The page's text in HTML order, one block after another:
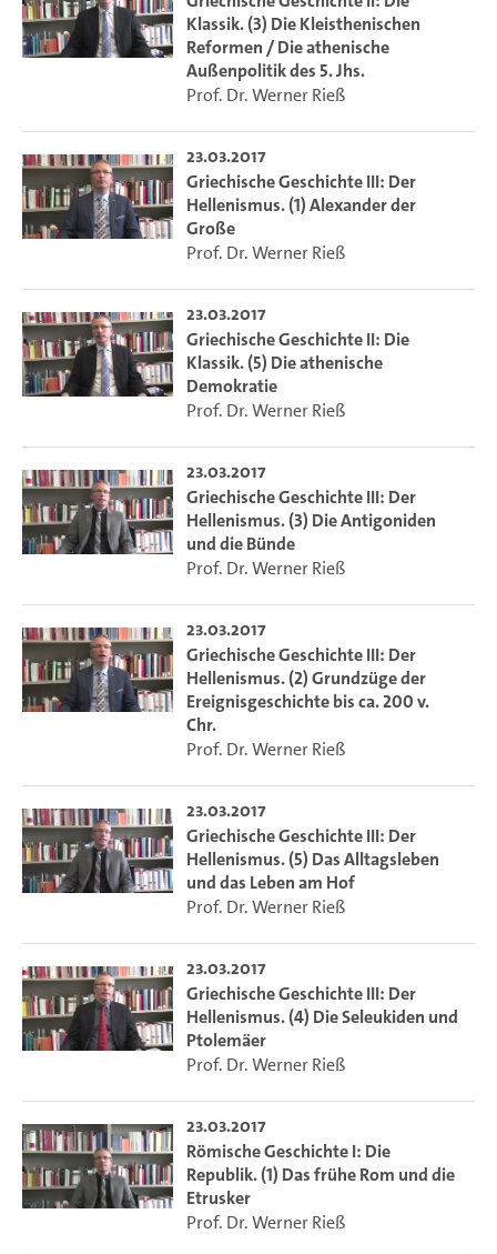
Klassik. (3) Die Kleisthenischen
Reformen / Die athenische
Außenpolitik des 5. Jhs.
Prof. Dr. Werner Rieß
23.03.2017
Griechische Geschichte III: Der
Hellenismus. (1) Alexander der
Große
Prof. Dr. Werner Rieß
23.03.2017
Griechische Geschichte II: Die
Klassik. (5) Die athenische
Demokratie
Prof. Dr. Werner Rieß
23.03.2017
Griechische Geschichte III: Der
Hellenismus. (3) Die Antigoniden
und die Bünde
Prof. Dr. Werner Rieß
23.03.2017
Griechische Geschichte III: Der
Hellenismus. (2) Grundzüge der
Ereignisgeschichte bis ca. 200 v.
Chr.
Prof. Dr. Werner Rieß
23.03.2017
Griechische Geschichte III: Der
Hellenismus. (5) Das Alltagsleben
und das Leben am Hof
Prof. Dr. Werner Rieß
23.03.2017
Griechische Geschichte III: Der
Hellenismus. (4) Die Seleukiden und
Ptolemäer
Prof. Dr. Werner Rieß
23.03.2017
Römische Geschichte I: Die
Republik. (1) Das frühe Rom und die
Etrusker
Prof. Dr. Werner Rieß